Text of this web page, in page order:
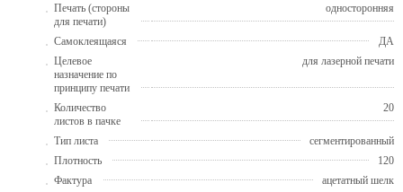
Печать (стороны
для печати)
односторонняя
Самоклеящаяся
ДА
Целевое
назначение по
принципу печати
для лазерной печати
Количество
листов в пачке
20
Тип листа
сегментированный
Плотность
120
Фактура
ацетатный шелк